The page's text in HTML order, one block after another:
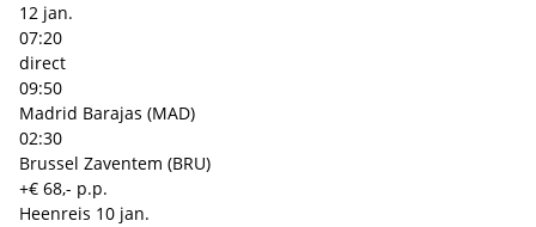
12 jan.
07:20
direct
09:50
Madrid Barajas (MAD)
02:30
Brussel Zaventem (BRU)
+€ 68,- p.p.
Heenreis 10 jan.